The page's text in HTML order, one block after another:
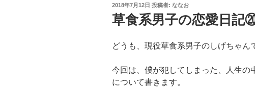
投
稿
日:
2018年7月12日 投稿者: ななお
草食系男子の恋愛日記
どうも、現役草食系男子のしげちゃん
今回は、僕が犯してしまった、人生の
について書きます。